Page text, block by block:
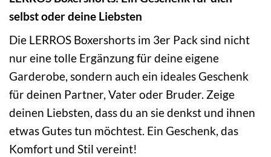
selbst oder deine Liebsten
Die LERROS Boxershorts im 3er Pack sind nicht
nur eine tolle Ergänzung für deine eigene
Garderobe, sondern auch ein ideales Geschenk
für deinen Partner, Vater oder Bruder. Zeige
deinen Liebsten, dass du an sie denkst und ihnen
etwas Gutes tun möchtest. Ein Geschenk, das
Komfort und Stil vereint!